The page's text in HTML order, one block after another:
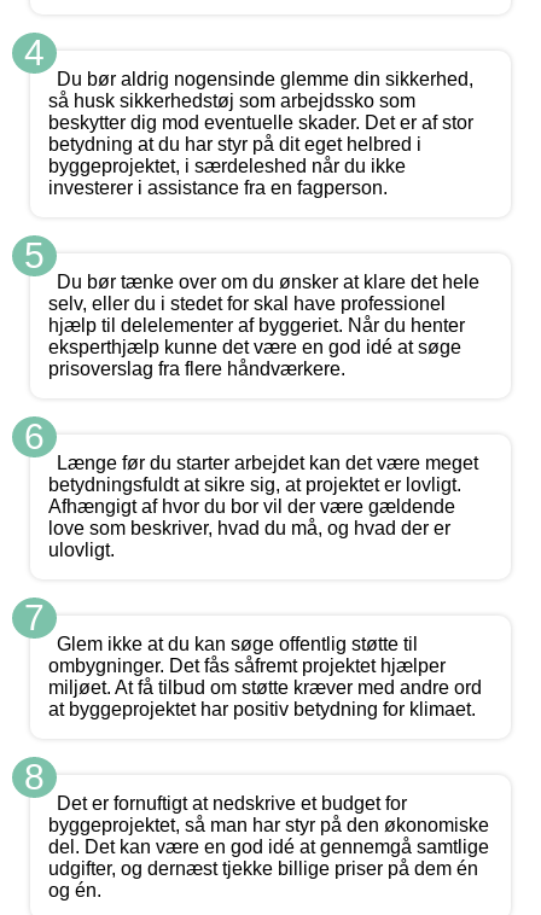
4
Du bør aldrig nogensinde glemme din sikkerhed,
så husk sikkerhedstøj som arbejdssko som
beskytter dig mod eventuelle skader. Det er af stor
betydning at du har styr på dit eget helbred i
byggeprojektet, i særdeleshed når du ikke
investerer i assistance fra en fagperson.
5
Du bør tænke over om du ønsker at klare det hele
selv, eller du i stedet for skal have professionel
hjælp til delelementer af byggeriet. Når du henter
eksperthjælp kunne det være en god idé at søge
prisoverslag fra flere håndværkere.
6
Længe før du starter arbejdet kan det være meget
betydningsfuldt at sikre sig, at projektet er lovligt.
Afhængigt af hvor du bor vil der være gældende
love som beskriver, hvad du må, og hvad der er
ulovligt.
7
Glem ikke at du kan søge offentlig støtte til
ombygninger. Det fås såfremt projektet hjælper
miljøet. At få tilbud om støtte kræver med andre ord
at byggeprojektet har positiv betydning for klimaet.
8
Det er fornuftigt at nedskrive et budget for
byggeprojektet, så man har styr på den økonomiske
del. Det kan være en god idé at gennemgå samtlige
udgifter, og dernæst tjekke billige priser på dem én
og én.